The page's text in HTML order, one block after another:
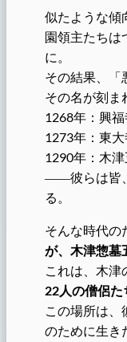
似たような傾
園領主たちは
に。
その結果、「
その名が刻ま
1268年：興福
1273年：東大
1290年：木津
――彼らは皆
る。
そんな時代の
が、木津惣墓
これは、木津
22人の僧侶
この場所は、
のために生き